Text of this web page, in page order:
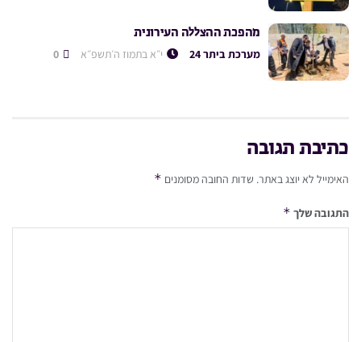
מהפכת ההצללה העירונית
מערכת ביתר 24 י״א בתמוז ה׳תשפ״א
כתיבת תגובה
האימייל לא יוצג באתר. שדות החובה מסומנים *
התגובה שלך *